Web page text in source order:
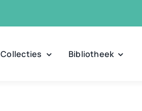
Collecties Bibliotheek